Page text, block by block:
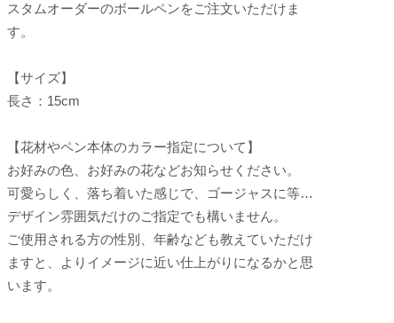
スタムオーダーのボールペンをご注文いただけま
す。
【サイズ】
長さ：15cm
【花材やペン本体のカラー指定について】
お好みの色、お好みの花などお知らせください。
可愛らしく、落ち着いた感じで、ゴージャスに等…
デザイン雰囲気だけのご指定でも構いません。
ご使用される方の性別、年齢なども教えていただけ
ますと、よりイメージに近い仕上がりになるかと思
います。